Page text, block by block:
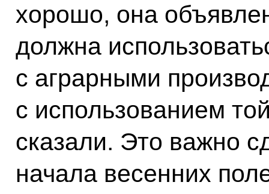
хорошо, она
должна
с аграрными
с использованием
сказали. Это важно
начала весенних